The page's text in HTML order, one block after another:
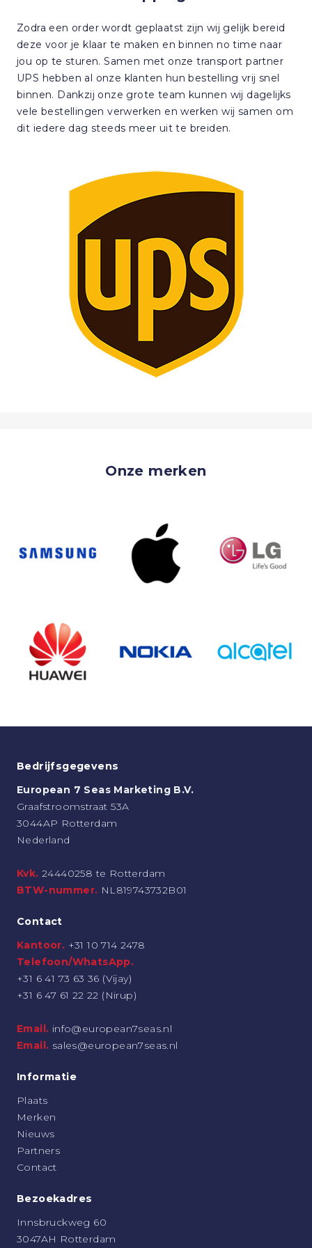
Zodra een order wordt geplaatst zijn wij gelijk bereid
deze voor je klaar te maken en binnen no time naar
jou op te sturen. Samen met onze transport partner
UPS hebben al onze klanten hun bestelling vrij snel
binnen. Dankzij onze grote team kunnen wij dagelijks
vele bestellingen verwerken en werken wij samen om
dit iedere dag steeds meer uit te breiden.
Onze merken
Bedrijfsgegevens
European 7 Seas Marketing B.V.
Graafstroomstraat 53A
3044AP Rotterdam
Nederland
Kvk. 24440258 te Rotterdam
BTW-nummer. NL819743732B01
Contact
Kantoor. +31 10 714 2478
Telefoon/WhatsApp.
+31 6 41 73 63 36 (Vijay)
+31 6 47 61 22 22 (Nirup)
Email. info@european7seas.nl
Email. sales@european7seas.nl
Informatie
Plaats
Merken
Nieuws
Partners
Contact
Bezoekadres
Innsbruckweg 60
3047AH Rotterdam